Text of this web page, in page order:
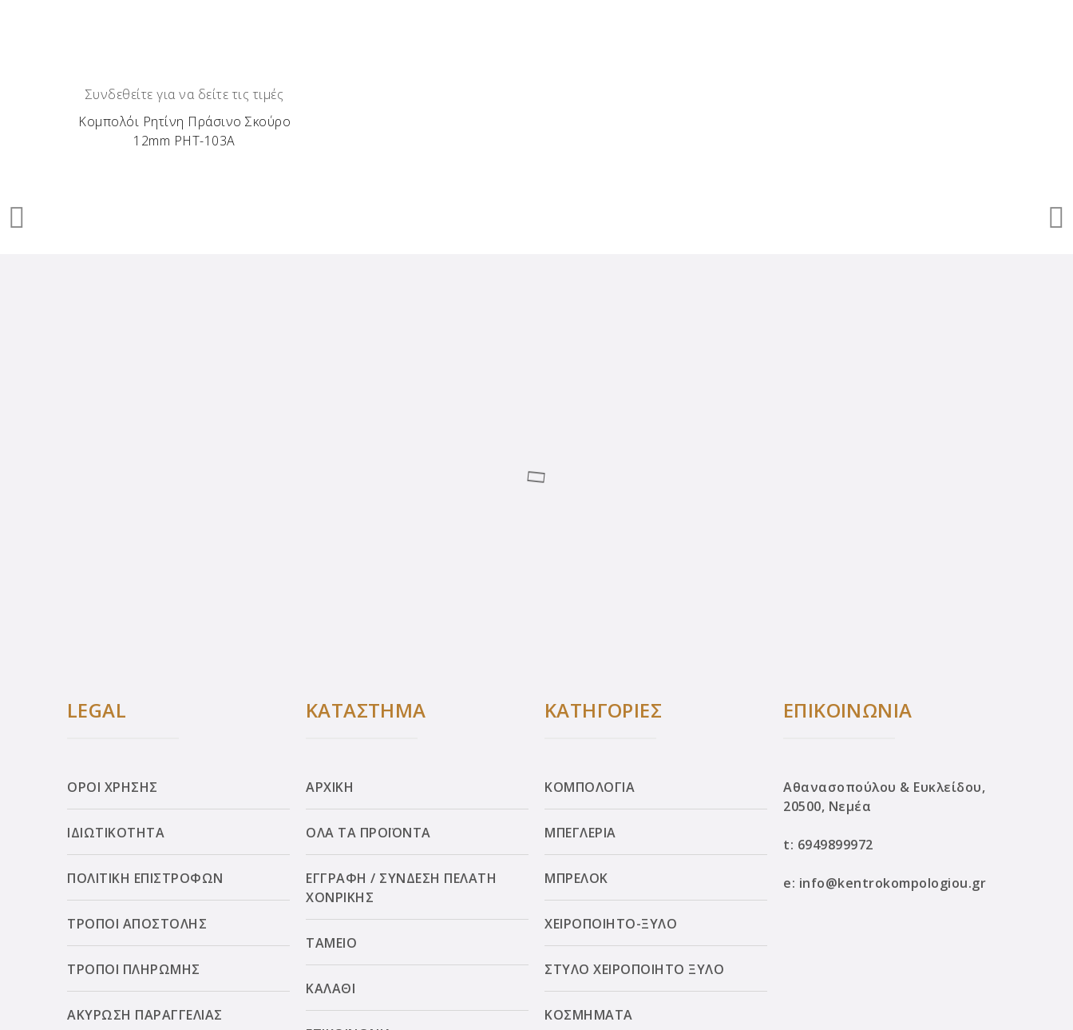
Συνδεθείτε για να δείτε τις τιμές
Κομπολόι Ρητίνη Πράσινο Σκούρο
12mm ΡΗΤ-103Α
LEGAL
ΟΡΟΙ ΧΡΗΣΗΣ
ΙΔΙΩΤΙΚΟΤΗΤΑ
ΠΟΛΙΤΙΚΗ ΕΠΙΣΤΡΟΦΩΝ
ΤΡΟΠΟΙ ΑΠΟΣΤΟΛΗΣ
ΤΡΟΠΟΙ ΠΛΗΡΩΜΗΣ
ΑΚΥΡΩΣΗ ΠΑΡΑΓΓΕΛΙΑΣ
ΚΑΤΑΣΤΗΜΑ
ΑΡΧΙΚΗ
ΟΛΑ ΤΑ ΠΡΟΪΟΝΤΑ
ΕΓΓΡΑΦΗ / ΣΥΝΔΕΣΗ ΠΕΛΑΤΗ
ΧΟΝΡΙΚΗΣ
ΤΑΜΕΙΟ
ΚΑΛΑΘΙ
ΚΑΤΗΓΟΡΙΕΣ
ΚΟΜΠΟΛΟΓΙΑ
ΜΠΕΓΛΕΡΙΑ
ΜΠΡΕΛΟΚ
ΧΕΙΡΟΠΟΙΗΤΟ-ΞΥΛΟ
ΣΤΥΛΟ ΧΕΙΡΟΠΟΙΗΤΟ ΞΥΛΟ
ΚΟΣΜΗΜΑΤΑ
ΕΠΙΚΟΙΝΩΝΙΑ
Αθανασοπούλου & Ευκλείδου,
20500, Νεμέα
t: 6949899972
e: info@kentrokompologiou.gr